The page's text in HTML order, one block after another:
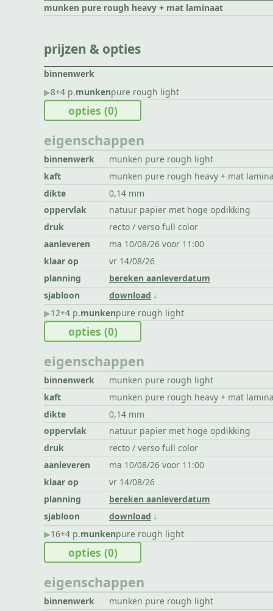
munken pure rough heavy + mat laminaat
prijzen & opties
binnenwerk
▶︎8+4 p.munkenpure rough light
eigenschappen
binnenwerk
munken pure rough light
kaft
munken pure rough heavy + mat
dikte
0,14 mm
oppervlak
natuur papier met hoge opdikking
druk
recto / verso full color
aanleveren
ma 10/08/26 voor 11:00
klaar op
vr 14/08/26
planning
bereken aanleverdatum
sjabloon
download
opties (0)
▶︎12+4 p.munkenpure rough light
eigenschappen
binnenwerk
munken pure rough light
kaft
munken pure rough heavy + mat
dikte
0,14 mm
oppervlak
natuur papier met hoge opdikking
druk
recto / verso full color
aanleveren
ma 10/08/26 voor 11:00
klaar op
vr 14/08/26
planning
bereken aanleverdatum
sjabloon
download
opties (0)
▶︎16+4 p.munkenpure rough light
eigenschappen
binnenwerk
munken pure rough light
opties (0)